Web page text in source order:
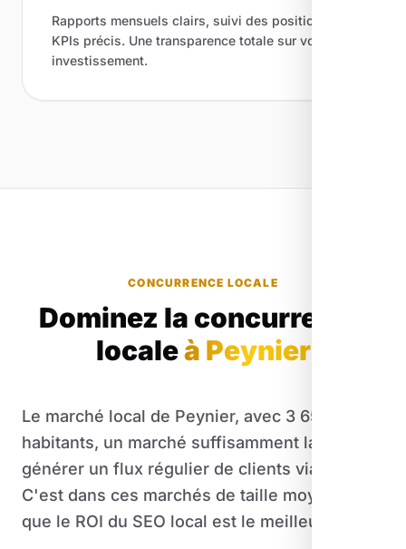
Rapports mensuels clairs, suivi des positions et
KPIs précis. Une transparence totale sur votre
investissement.
CONCURRENCE LOCALE
Dominez la concurrence
localeà Peynier
Le marché local de Peynier, avec 3 650
habitants, un marché suffisamment large pour
générer un flux régulier de clients via le web.
C'est dans ces marchés de taille moyenne
que le ROI du SEO local est le meilleur.